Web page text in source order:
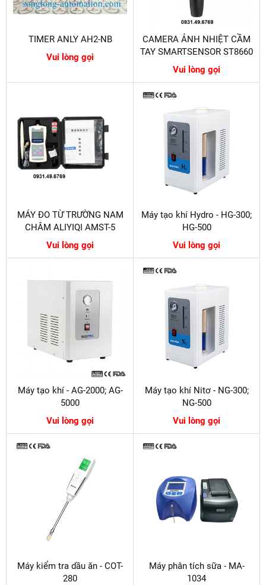
TIMER ANLY AH2-NB
Vui lòng gọi
CAMERA ẢNH NHIỆT CẦM
TAY SMARTSENSOR ST8660
Vui lòng gọi
MÁY ĐO TỪ TRƯỜNG NAM
CHÂM ALIYIQI AMST-5
Vui lòng gọi
Máy tạo khí Hydro - HG-300;
HG-500
Vui lòng gọi
Máy tạo khí - AG-2000; AG-
5000
Vui lòng gọi
Máy tạo khí Nitơ - NG-300;
NG-500
Vui lòng gọi
Máy kiểm tra dầu ăn - COT-
280
Máy phân tích sữa - MA-
1034